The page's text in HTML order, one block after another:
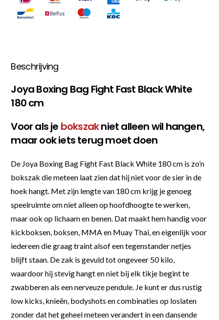
Beschrijving
Joya Boxing Bag Fight Fast Black White
180 cm
Voor als je bokszakniet alleen wil hangen,
maar ook iets terug moet doen
De Joya Boxing Bag Fight Fast Black White 180 cm is zo’n
bokszak die meteen laat zien dat hij niet voor de sier in de
hoek hangt. Met zijn lengte van 180 cm krijg je genoeg
speelruimte om niet alleen op hoofdhoogte te werken,
maar ook op lichaam en benen. Dat maakt hem handig voor
kickboksen, boksen, MMA en Muay Thai, en eigenlijk voor
iedereen die graag traint alsof een tegenstander netjes
blijft staan. De zak is gevuld tot ongeveer 50 kilo,
waardoor hij stevig hangt en niet bij elk tikje begint te
zwabberen als een nerveuze pendule. Je kunt er dus rustig
low kicks, knieën, bodyshots en combinaties op loslaten
zonder dat het geheel meteen verandert in een dansende